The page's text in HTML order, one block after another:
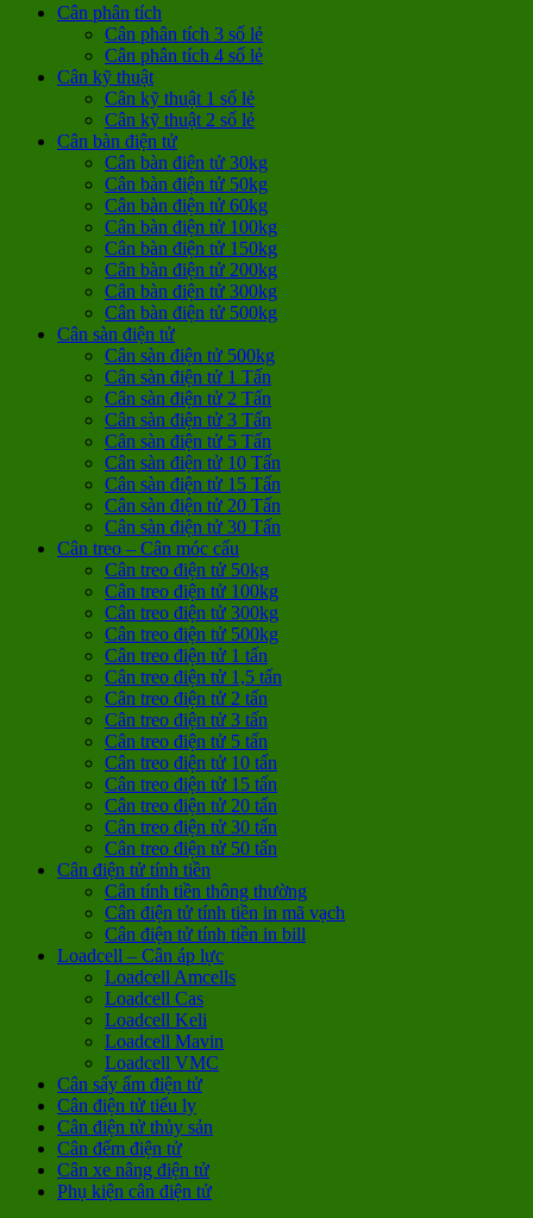
Cân phân tích
Cân phân tích 3 số lẻ
Cân phân tích 4 số lẻ
Cân kỹ thuật
Cân kỹ thuật 1 số lẻ
Cân kỹ thuật 2 số lẻ
Cân bàn điện tử
Cân bàn điện tử 30kg
Cân bàn điện tử 50kg
Cân bàn điện tử 60kg
Cân bàn điện tử 100kg
Cân bàn điện tử 150kg
Cân bàn điện tử 200kg
Cân bàn điện tử 300kg
Cân bàn điện tử 500kg
Cân sàn điện tử
Cân sàn điện tử 500kg
Cân sàn điện tử 1 Tấn
Cân sàn điện tử 2 Tấn
Cân sàn điện tử 3 Tấn
Cân sàn điện tử 5 Tấn
Cân sàn điện tử 10 Tấn
Cân sàn điện tử 15 Tấn
Cân sàn điện tử 20 Tấn
Cân sàn điện tử 30 Tấn
Cân treo – Cân móc cẩu
Cân treo điện tử 50kg
Cân treo điện tử 100kg
Cân treo điện tử 300kg
Cân treo điện tử 500kg
Cân treo điện tử 1 tấn
Cân treo điện tử 1,5 tấn
Cân treo điện tử 2 tấn
Cân treo điện tử 3 tấn
Cân treo điện tử 5 tấn
Cân treo điện tử 10 tấn
Cân treo điện tử 15 tấn
Cân treo điện tử 20 tấn
Cân treo điện tử 30 tấn
Cân treo điện tử 50 tấn
Cân điện tử tính tiền
Cân tính tiền thông thường
Cân điện tử tính tiền in mã vạch
Cân điện tử tính tiền in bill
Loadcell – Cân áp lực
Loadcell Amcells
Loadcell Cas
Loadcell Keli
Loadcell Mavin
Loadcell VMC
Cân sấy ẩm điện tử
Cân điện tử tiểu ly
Cân điện tử thủy sản
Cân đếm điện tử
Cân xe nâng điện tử
Phụ kiện cân điện tử